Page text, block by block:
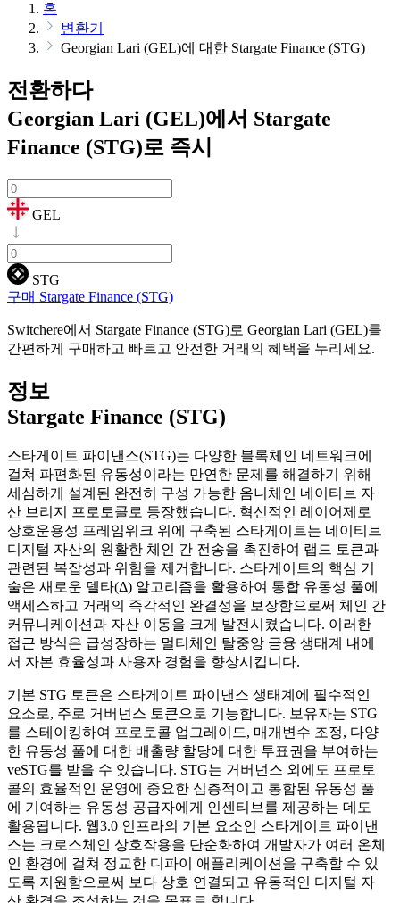
홈
변환기
Georgian Lari (GEL)에 대한 Stargate Finance (STG)
전환하다
Georgian Lari (GEL)에서 Stargate
Finance (STG)로 즉시
GEL
STG
구매 Stargate Finance (STG)
Switchere에서 Stargate Finance (STG)로 Georgian Lari (GEL)를
간편하게 구매하고 빠르고 안전한 거래의 혜택을 누리세요.
정보
Stargate Finance (STG)
스타게이트 파이낸스(STG)는 다양한 블록체인 네트워크에
걸쳐 파편화된 유동성이라는 만연한 문제를 해결하기 위해
세심하게 설계된 완전히 구성 가능한 옴니체인 네이티브 자
산 브리지 프로토콜로 등장했습니다. 혁신적인 레이어제로
상호운용성 프레임워크 위에 구축된 스타게이트는 네이티브
디지털 자산의 원활한 체인 간 전송을 촉진하여 랩드 토큰과
관련된 복잡성과 위험을 제거합니다. 스타게이트의 핵심 기
술은 새로운 델타(Δ) 알고리즘을 활용하여 통합 유동성 풀에
액세스하고 거래의 즉각적인 완결성을 보장함으로써 체인 간
커뮤니케이션과 자산 이동을 크게 발전시켰습니다. 이러한
접근 방식은 급성장하는 멀티체인 탈중앙 금융 생태계 내에
서 자본 효율성과 사용자 경험을 향상시킵니다.
기본 STG 토큰은 스타게이트 파이낸스 생태계에 필수적인
요소로, 주로 거버넌스 토큰으로 기능합니다. 보유자는 STG
를 스테이킹하여 프로토콜 업그레이드, 매개변수 조정, 다양
한 유동성 풀에 대한 배출량 할당에 대한 투표권을 부여하는
veSTG를 받을 수 있습니다. STG는 거버넌스 외에도 프로토
콜의 효율적인 운영에 중요한 심층적이고 통합된 유동성 풀
에 기여하는 유동성 공급자에게 인센티브를 제공하는 데도
활용됩니다. 웹3.0 인프라의 기본 요소인 스타게이트 파이낸
스는 크로스체인 상호작용을 단순화하여 개발자가 여러 온체
인 환경에 걸쳐 정교한 디파이 애플리케이션을 구축할 수 있
도록 지원함으로써 보다 상호 연결되고 유동적인 디지털 자